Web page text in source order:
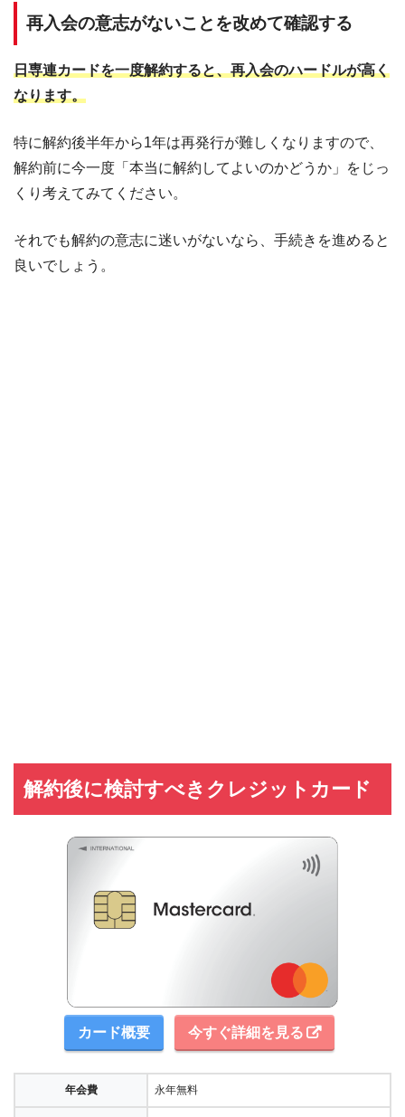
再入会の意志がないことを改めて確認する
日専連カードを一度解約すると、再入会のハードルが高く
なります。
特に解約後半年から1年は再発行が難しくなりますので、
解約前に今一度「本当に解約してよいのかどうか」をじっ
くり考えてみてください。
それでも解約の意志に迷いがないなら、手続きを進めると
良いでしょう。
解約後に検討すべきクレジットカード
カード概要 今すぐ詳細を見る
年会費 永年無料